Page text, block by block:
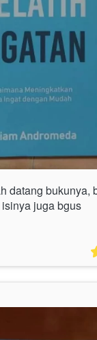
datang bukunya,
juga bgus